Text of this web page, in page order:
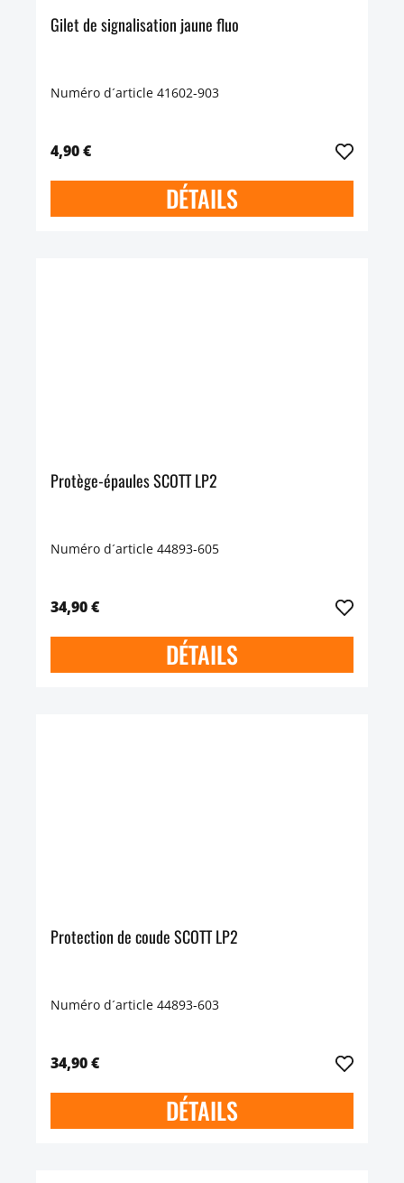
Gilet de signalisation jaune fluo
Numéro d´article 41602-903
4,90 €
DÉTAILS
Protège-épaules SCOTT LP2
Numéro d´article 44893-605
34,90 €
DÉTAILS
Protection de coude SCOTT LP2
Numéro d´article 44893-603
34,90 €
DÉTAILS